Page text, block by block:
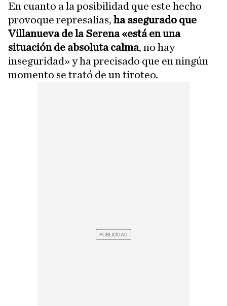
En cuanto a la posibilidad que este hecho
provoque represalias, ha asegurado que
Villanueva de la Serena «está en una
situación de absoluta calma, no hay
inseguridad» y ha precisado que en ningún
momento se trató de un tiroteo.